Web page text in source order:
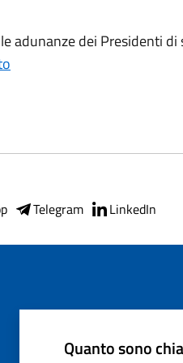
adunanze dei Presidenti
Telegram LinkedIn
Quanto sono